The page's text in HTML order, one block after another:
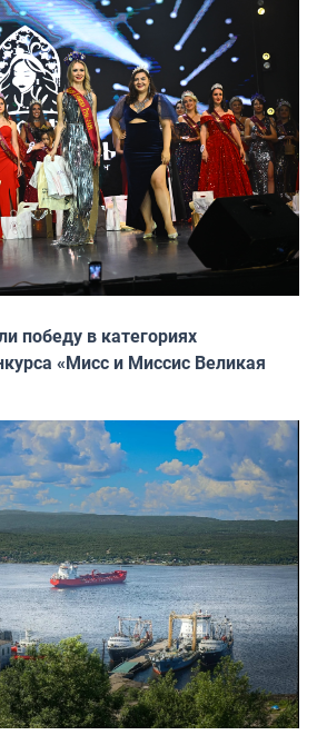
победу в категориях
«Мисс и Миссис Великая